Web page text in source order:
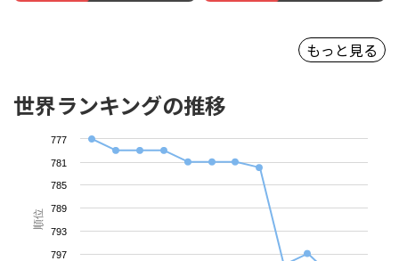
もっと見る
世界ランキングの推移
順位
777
781
785
789
793
797